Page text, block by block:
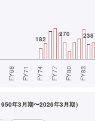
年3月期〜2026年3月期）